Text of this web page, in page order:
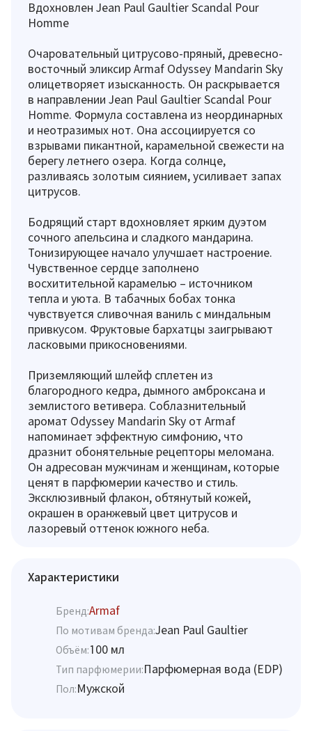
Вдохновлен Jean Paul Gaultier Scandal Pour
Homme
Очаровательный цитрусово-пряный, древесно-
восточный эликсир Armaf Odyssey Mandarin Sky
олицетворяет изысканность. Он раскрывается
в направлении Jean Paul Gaultier Scandal Pour
Homme. Формула составлена из неординарных
и неотразимых нот. Она ассоциируется со
взрывами пикантной, карамельной свежести на
берегу летнего озера. Когда солнце,
разливаясь золотым сиянием, усиливает запах
цитрусов.
Бодрящий старт вдохновляет ярким дуэтом
сочного апельсина и сладкого мандарина.
Тонизирующее начало улучшает настроение.
Чувственное сердце заполнено
восхитительной карамелью – источником
тепла и уюта. В табачных бобах тонка
чувствуется сливочная ваниль с миндальным
привкусом. Фруктовые бархатцы заигрывают
ласковыми прикосновениями.
Приземляющий шлейф сплетен из
благородного кедра, дымного амброксана и
землистого ветивера. Соблазнительный
аромат Odyssey Mandarin Sky от Armaf
напоминает эффектную симфонию, что
дразнит обонятельные рецепторы меломана.
Он адресован мужчинам и женщинам, которые
ценят в парфюмерии качество и стиль.
Эксклюзивный флакон, обтянутый кожей,
окрашен в оранжевый цвет цитрусов и
лазоревый оттенок южного неба.
Характеристики
Бренд:Armaf
По мотивам бренда:Jean Paul Gaultier
Объём:100 мл
Тип парфюмерии:Парфюмерная вода (EDP)
Пол:Мужской